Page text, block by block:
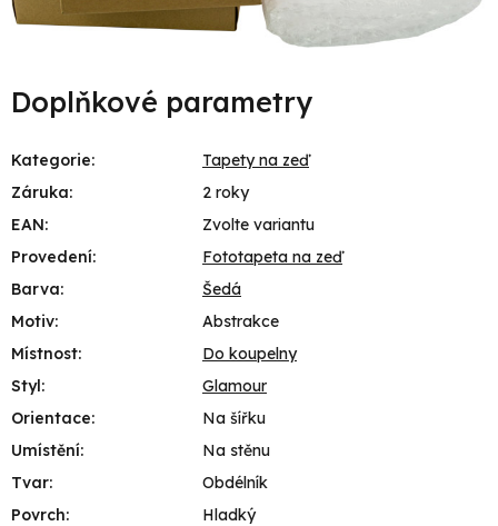
Doplňkové parametry
Kategorie:
Tapety na zeď
Záruka:
2 roky
EAN:
Zvolte variantu
Provedení:
Fototapeta na zeď
Barva:
Šedá
Motiv:
Abstrakce
Místnost:
Do koupelny
Styl:
Glamour
Orientace:
Na šířku
Umístění:
Na stěnu
Tvar:
Obdélník
Povrch:
Hladký